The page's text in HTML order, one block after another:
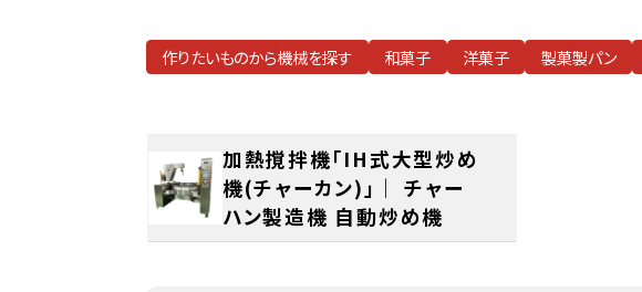
作りたいものから機械を探す 和菓子 洋菓子 製菓製パン
加熱撹拌機「IH式大型炒め
機(チャーカン)」｜ チャー
ハン製造機 自動炒め機